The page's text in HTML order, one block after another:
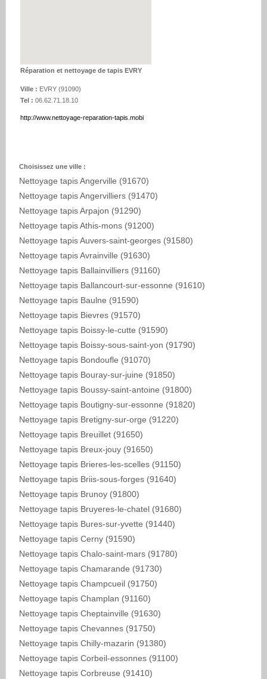
Réparation et nettoyage de tapis EVRY
Ville : EVRY(91090)
Tel : 06.62.71.18.10
http://www.nettoyage-reparation-tapis.mobi
Choisissez une ville :
Nettoyage tapis Angerville (91670)
Nettoyage tapis Angervilliers (91470)
Nettoyage tapis Arpajon (91290)
Nettoyage tapis Athis-mons (91200)
Nettoyage tapis Auvers-saint-georges (91580)
Nettoyage tapis Avrainville (91630)
Nettoyage tapis Ballainvilliers (91160)
Nettoyage tapis Ballancourt-sur-essonne (91610)
Nettoyage tapis Baulne (91590)
Nettoyage tapis Bievres (91570)
Nettoyage tapis Boissy-le-cutte (91590)
Nettoyage tapis Boissy-sous-saint-yon (91790)
Nettoyage tapis Bondoufle (91070)
Nettoyage tapis Bouray-sur-juine (91850)
Nettoyage tapis Boussy-saint-antoine (91800)
Nettoyage tapis Boutigny-sur-essonne (91820)
Nettoyage tapis Bretigny-sur-orge (91220)
Nettoyage tapis Breuillet (91650)
Nettoyage tapis Breux-jouy (91650)
Nettoyage tapis Brieres-les-scelles (91150)
Nettoyage tapis Briis-sous-forges (91640)
Nettoyage tapis Brunoy (91800)
Nettoyage tapis Bruyeres-le-chatel (91680)
Nettoyage tapis Bures-sur-yvette (91440)
Nettoyage tapis Cerny (91590)
Nettoyage tapis Chalo-saint-mars (91780)
Nettoyage tapis Chamarande (91730)
Nettoyage tapis Champcueil (91750)
Nettoyage tapis Champlan (91160)
Nettoyage tapis Cheptainville (91630)
Nettoyage tapis Chevannes (91750)
Nettoyage tapis Chilly-mazarin (91380)
Nettoyage tapis Corbeil-essonnes (91100)
Nettoyage tapis Corbreuse (91410)